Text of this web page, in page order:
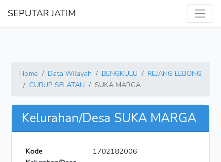
SEPUTAR JATIM
Home Data Wilayah BENGKULU
REJANG LEBONG
CURUP SELATAN
SUKA MARGA
Kelurahan/Desa SUKA MARGA
Kode
: 1702182006